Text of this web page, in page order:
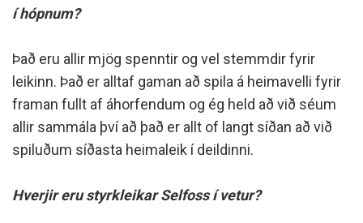
í hópnum?
Það eru allir mjög spenntir og vel stemmdir fyrir
leikinn. Það er alltaf gaman að spila á heimavelli fyrir
framan fullt af áhorfendum og ég held að við séum
allir sammála því að það er allt of langt síðan að við
spiluðum síðasta heimaleik í deildinni.
Hverjir eru styrkleikar Selfoss í vetur?